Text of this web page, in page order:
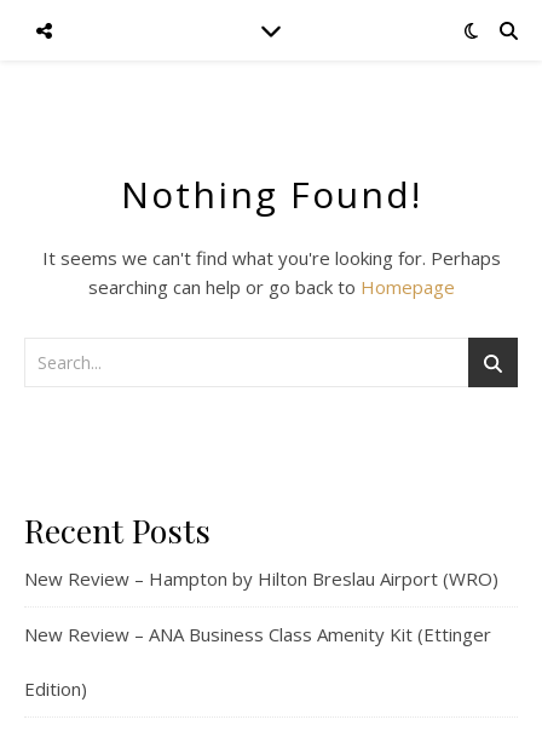
Nothing Found!
It seems we can't find what you're looking for. Perhaps
searching can help or go back to Homepage
Recent Posts
New Review – Hampton by Hilton Breslau Airport (WRO)
New Review – ANA Business Class Amenity Kit (Ettinger
Edition)